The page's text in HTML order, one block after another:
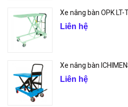
Xe nâng bàn OPK LT-
Liên hệ
Xe nâng bàn
Liên hệ